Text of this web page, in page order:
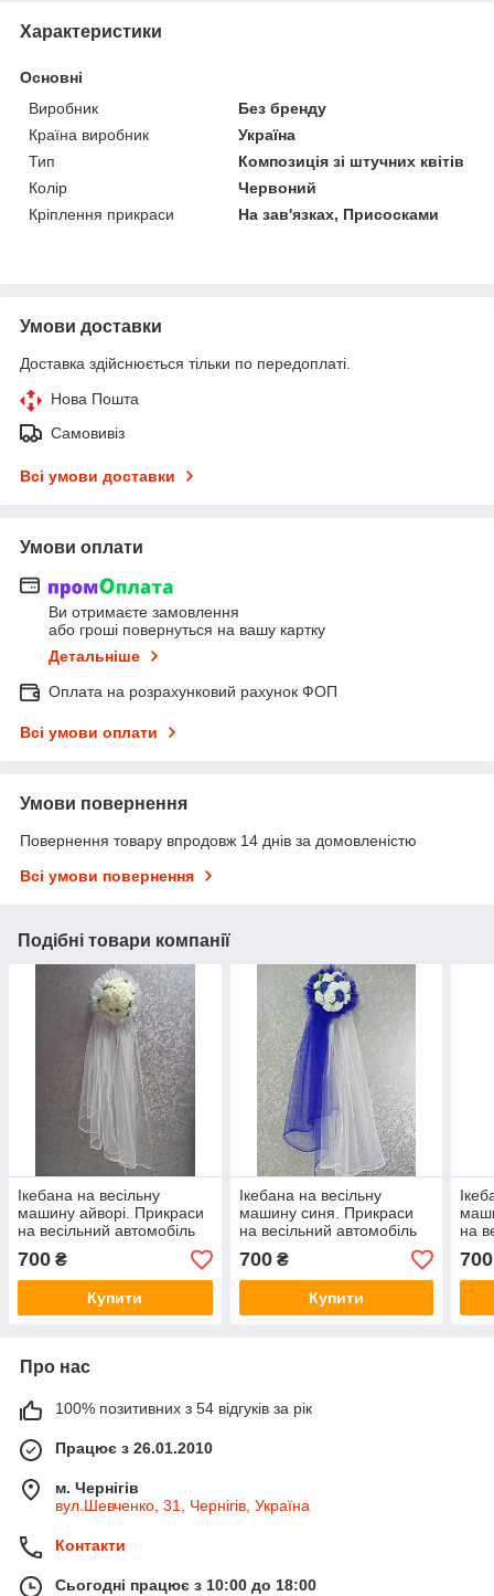
Характеристики
Основні
Виробник
Без бренду
Країна виробник
Україна
Тип
Композиція зі штучних квітів
Колір
Червоний
Кріплення прикраси
На зав'язках, Присосками
Умови доставки
Доставка здійснюється тільки по передоплаті.
Нова Пошта
Самовивіз
Всі умови доставки
Умови оплати
Ви отримаєте замовлення
або гроші повернуться на вашу картку
Детальніше
Оплата на розрахунковий рахунок ФОП
Всі умови оплати
Умови повернення
Повернення товару впродовж 14 днів за домовленістю
Всі умови повернення
Подібні товари компанії
Ікебана на весільну
машину айворі. Прикраси
на весільний автомобіль
700 ₴
Купити
Ікебана на весільну
машину синя. Прикраси
на весільний автомобіль
700₴
Купити
на
700
Про нас
100% позитивних з 54 відгуків за рік
Працює з 26.01.2010
м. Чернігів
вул.Шевченко, 31, Чернігів, Україна
Контакти
Сьогодні працює з 10:00 до 18:00